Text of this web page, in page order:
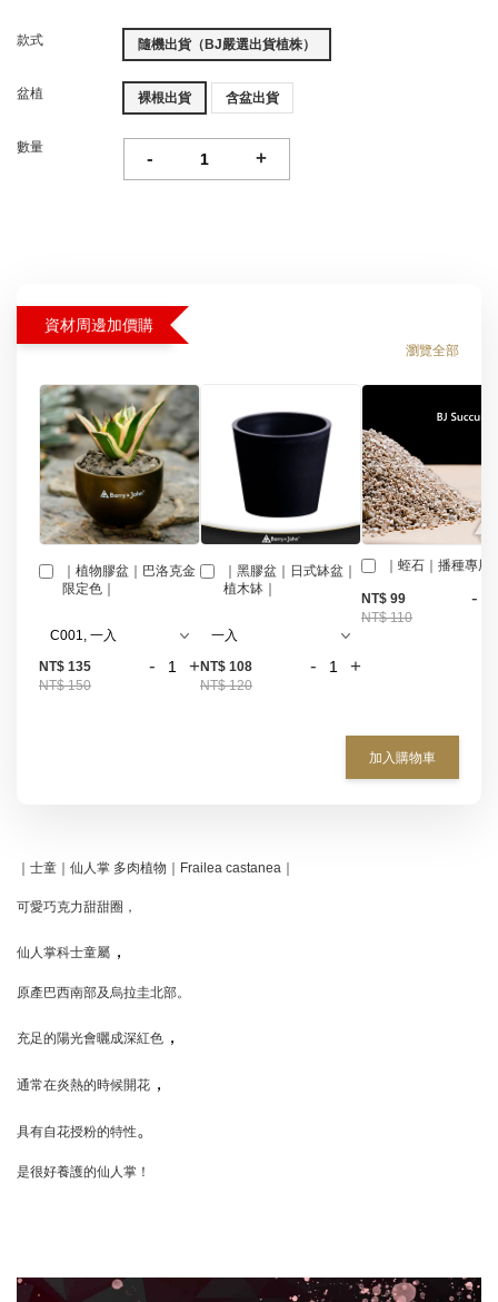
款式 隨機出貨（BJ嚴選出貨植株）
盆植 裸根出貨 含盆出貨
數量
- +
資材周邊加價購
瀏覽全部
｜植物膠盆｜巴洛克金
限定色｜
NT$ 135
NT$ 150
- +
｜黑膠盆｜日式缽盆｜
植木缽｜
NT$ 108
NT$ 120
- +
｜蛭石｜播種專用
NT$ 99
NT$ 110
-
加入購物車
｜士童｜仙人掌 多肉植物｜Frailea castanea｜
可愛巧克力甜甜圈，
仙人掌科士童屬 ，
原產巴西南部及烏拉圭北部。
充足的陽光會曬成深紅色 ，
通常在炎熱的時候開花 ，
具有自花授粉的特性。
是很好養護的仙人掌！